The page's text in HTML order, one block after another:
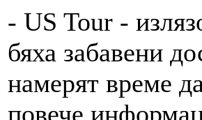
- US Tour -
бяха забавени
намерят време
повече